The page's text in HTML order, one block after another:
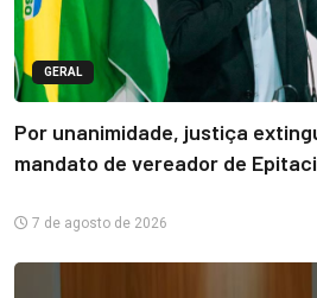
GERAL
Por unanimidade, justiça
mandato de vereador de
7 de agosto de 2026